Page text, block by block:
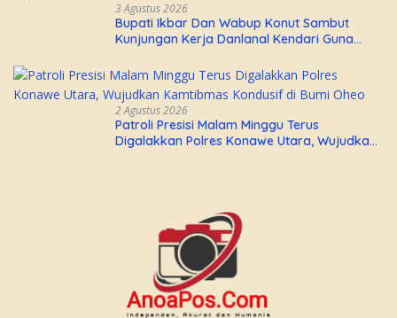
3 Agustus 2026
Bupati Ikbar Dan Wabup Konut Sambut
Kunjungan Kerja Danlanal Kendari Guna
AL
2 Agustus 2026
Patroli Presisi Malam Minggu Terus
Digalakkan Polres Konawe Utara, Wujudkan